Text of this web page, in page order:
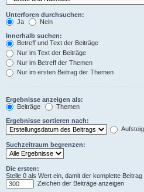
Unterforen durchsuchen:
Ja
Nein
Innerhalb suchen:
Betreff und Text der Beiträge
Nur im Text der Beiträge
Nur im Betreff der Themen
Nur im ersten Beitrag der Themen
Ergebnisse anzeigen als:
Beiträge
Themen
Ergebnisse sortieren nach:
Suchzeitraum begrenzen:
Die ersten:
Stelle 0 als Wert ein, damit der komplette Beitrag
Zeichen der Beiträge anzeigen